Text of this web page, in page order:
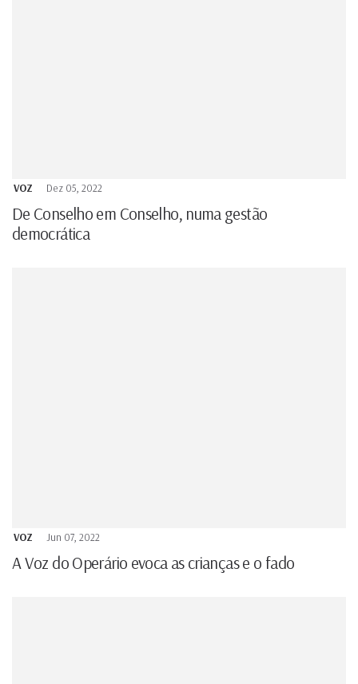
VOZ Dez 05, 2022
De Conselho em Conselho, numa gestão
democrática
VOZ Jun 07, 2022
A Voz do Operário evoca as crianças e o fado